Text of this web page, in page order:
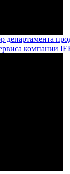
департамента
компании